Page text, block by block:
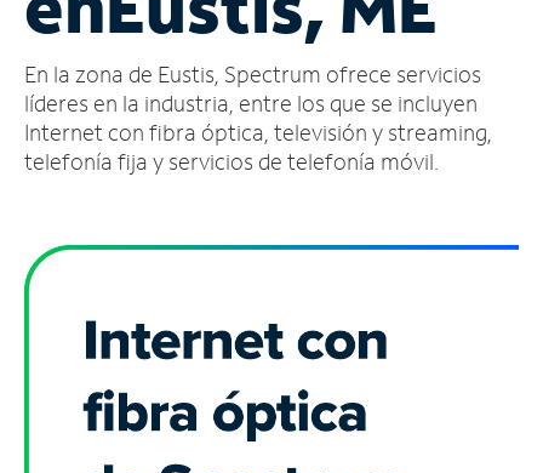
cuenta
Encuentra
una
tienda
En la zona de Eustis, Spectrum ofrece servicios
líderes en la industria, entre los que se incluyen
Internet con fibra óptica, televisión y streaming,
telefonía fija y servicios de telefonía móvil.